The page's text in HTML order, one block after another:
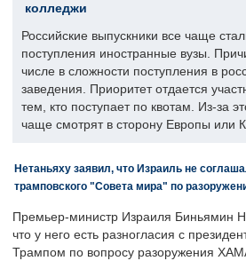
колледжи
Российские выпускники все чаще
поступления иностранные вузы.
числе в сложности поступления в
заведения. Приоритет отдается
тем, кто поступает по квотам. Из-за
чаще смотрят в сторону Европы или
Нетаньяху заявил, что Израиль не
трамповского "Совета мира" по
Премьер-министр Израиля Биньямин
что у него есть разногласия с
Трампом по вопросу разоружения